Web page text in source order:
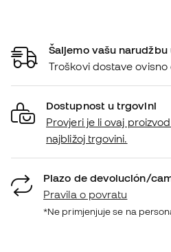
Šaljemo vašu narudžbu
Troškovi dostave
Dostupnost u trgovini
Provjeri je li ovaj
najbližoj trgovini.
Plazo de devolución/
Pravila o povratu
*Ne primjenjuje se na